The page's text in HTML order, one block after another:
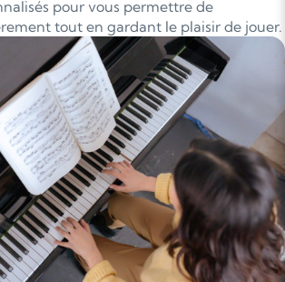
pour vous permettre de
tout en gardant le plaisir de jouer.